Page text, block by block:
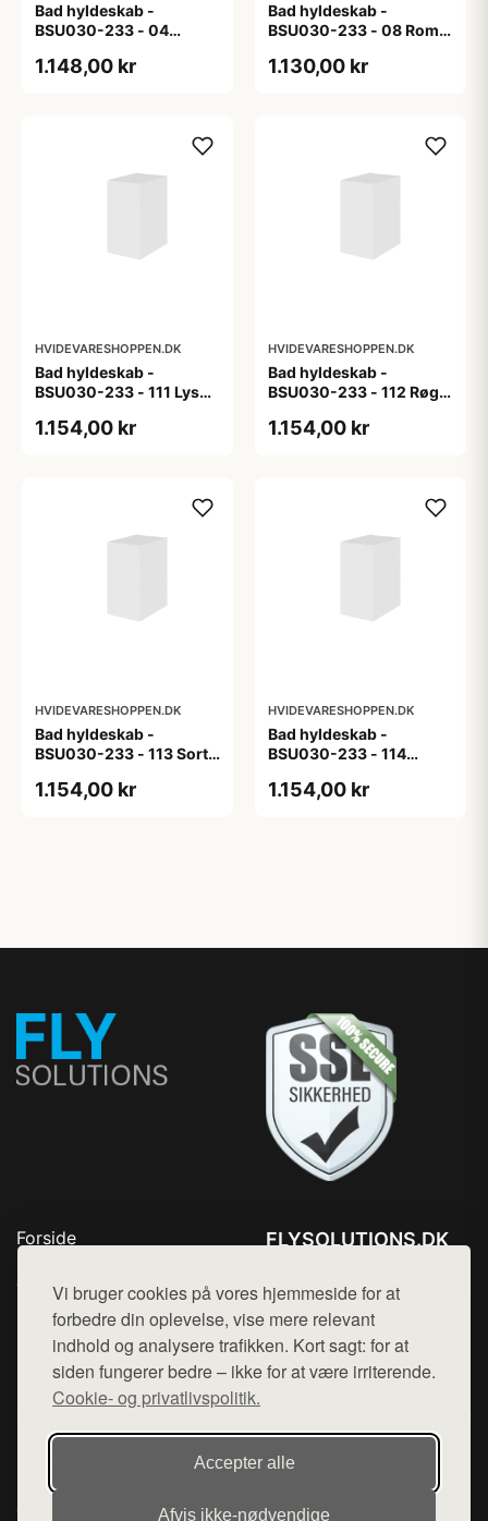
Vi bruger cookies på vores hjemmeside for at
forbedre din oplevelse, vise mere relevant
indhold og analysere trafikken. Kort sagt: for at
siden fungerer bedre – ikke for at være irriterende.
Cookie- og privatlivspolitik.
Accepter alle
Afvis ikke‑nødvendige
Bad hyldeskab -
BSU030-233 - 04
1.148,00 kr
Bad hyldeskab -
BSU030-233 - 08 Roma
1.130,00 kr
HVIDEVARESHOPPEN.DK
Bad hyldeskab -
BSU030-233 - 111 Lys
1.154,00 kr
HVIDEVARESHOPPEN.DK
Bad hyldeskab -
BSU030-233 - 112 Røget
1.154,00 kr
HVIDEVARESHOPPEN.DK
Bad hyldeskab -
BSU030-233 - 113 Sort
1.154,00 kr
HVIDEVARESHOPPEN.DK
Bad hyldeskab -
BSU030-233 - 114
m/eg ABS-kant
1.154,00 kr
Forside
Top Rabatter
Blog
Kontakt
FLYSOLUTIONS.DK
Mail: hej@want.dk
Cookie- og privatlivspolitik
Denne side er en del af want.dk, der udgiver en række
hjemmesider med præsentation af forskellige produkter fra
diverse webshops. Der sælges ikke varer fra denne side - vi